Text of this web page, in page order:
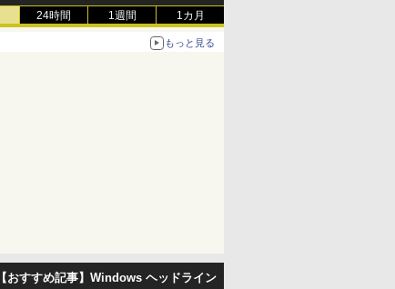
24時間 1週間 1カ月
もっと見る
【おすすめ記事】Windows ヘッドライン